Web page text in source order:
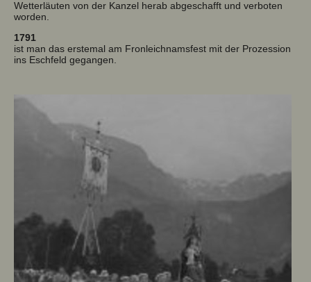
Wetterläuten von der Kanzel herab abgeschafft und verboten
worden.
1791
ist man das erstemal am Fronleichnamsfest mit der Prozession
ins Eschfeld gegangen.